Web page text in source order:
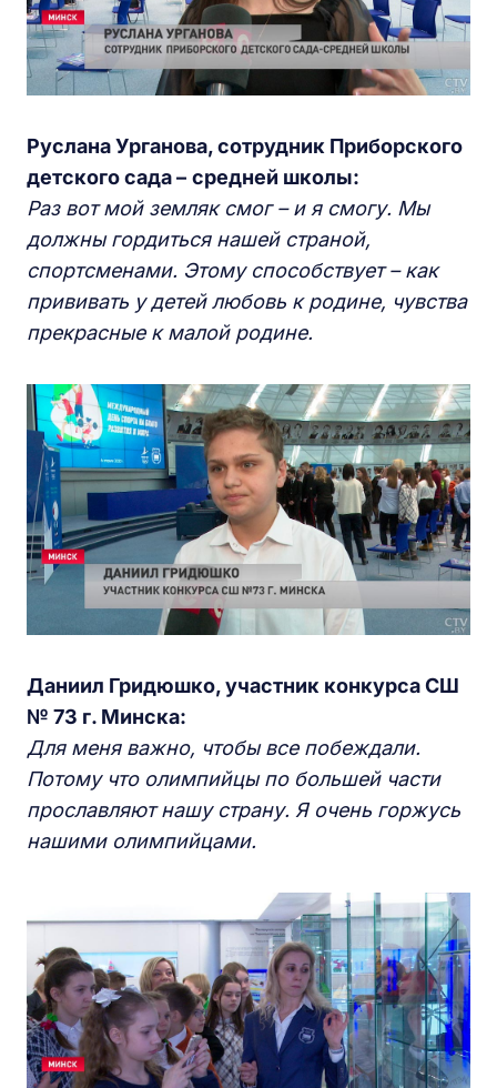
Руслана Урганова, сотрудник Приборского
детского сада – средней школы:
Раз вот мой земляк смог – и я смогу. Мы
должны гордиться нашей страной,
спортсменами. Этому способствует – как
прививать у детейлюбовь к родине, чувства
прекрасные к малой родине.
Даниил Гридюшко, участник конкурсаСШ
№ 73 г. Минска:
Для меня важно, чтобы все побеждали.
Потому что олимпийцы по большей части
прославляют нашу страну. Я очень горжусь
нашими олимпийцами.